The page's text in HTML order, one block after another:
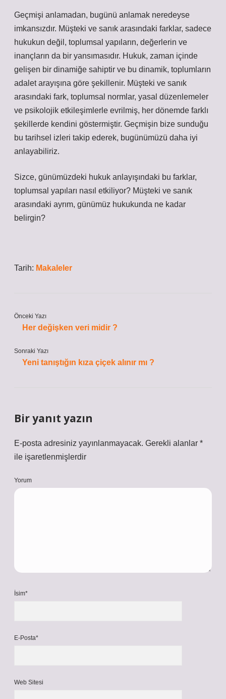
Geçmişi anlamadan, bugünü anlamak neredeyse
imkansızdır. Müşteki ve sanık arasındaki farklar, sadece
hukukun değil, toplumsal yapıların, değerlerin ve
inançların da bir yansımasıdır. Hukuk, zaman içinde
gelişen bir dinamiğe sahiptir ve bu dinamik, toplumların
adalet arayışına göre şekillenir. Müşteki ve sanık
arasındaki fark, toplumsal normlar, yasal düzenlemeler
ve psikolojik etkileşimlerle evrilmiş, her dönemde farklı
şekillerde kendini göstermiştir. Geçmişin bize sunduğu
bu tarihsel izleri takip ederek, bugünümüzü daha iyi
anlayabiliriz.
Sizce, günümüzdeki hukuk anlayışındaki bu farklar,
toplumsal yapıları nasıl etkiliyor? Müşteki ve sanık
arasındaki ayrım, günümüz hukukunda ne kadar
belirgin?
Tarih: Makaleler
Önceki Yazı
Her değişken veri midir ?
Sonraki Yazı
Yeni tanıştığın kıza çiçek alınır mı ?
Bir yanıt yazın
E-posta adresiniz yayınlanmayacak. Gerekli alanlar *
ile işaretlenmişlerdir
Yorum
İsim*
E-Posta*
Web Sitesi